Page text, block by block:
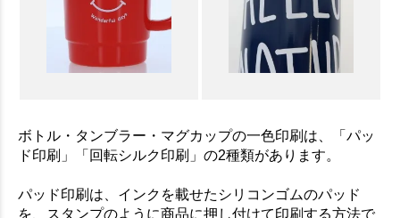
ボトル・タンブラー・マグカップの一色印刷は、「パッ
ド印刷」「回転シルク印刷」の2種類があります。
パッド印刷は、インクを載せたシリコンゴムのパッド
を、スタンプのように商品に押し付けて印刷する方法で